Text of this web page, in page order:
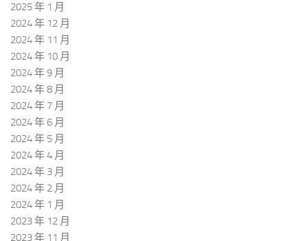
2025 年 1 月
2024 年 12 月
2024 年 11 月
2024 年 10 月
2024 年 9 月
2024 年 8 月
2024 年 7 月
2024 年 6 月
2024 年 5 月
2024 年 4 月
2024 年 3 月
2024 年 2 月
2024 年 1 月
2023 年 12 月
2023 年 11 月